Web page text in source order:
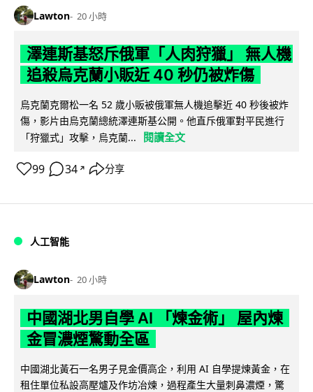
Lawton 20 小時
澤連斯基怒斥俄軍「人肉狩獵」 無人機
追殺烏克蘭小販近 40 秒仍被炸傷
烏克蘭克爾松一名 52 歲小販被俄軍無人機追擊近 40 秒後被炸
傷，影片由烏克蘭總統澤連斯基公開。他直斥俄軍對平民進行
「狩獵式」攻擊，烏克蘭...
閱讀全文
99 34 ↗ 分享
人工智能
Lawton 20 小時
中國湖北男自學 AI 「煉金術」 屋內煉
金冒濃煙驚動全區
中國湖北黃石一名男子見金價高企，利用 AI 自學提煉黃金，在
租住單位私設高壓爐及作坊冶煉，過程產生大量刺鼻濃煙，驚